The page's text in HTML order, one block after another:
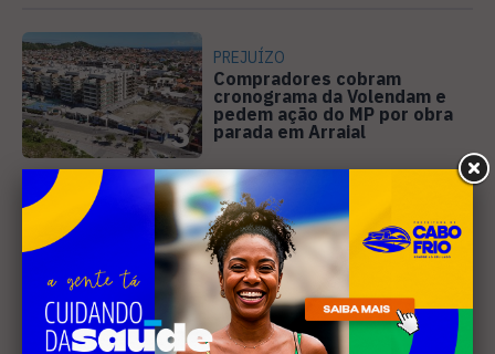
3
PREJUÍZO
Compradores cobram
cronograma da Volendam e
pedem ação do MP por obra
parada em Arraial
4
SANEAMENTO
Câmara de Búzios aprova
audiência pública para
discutir atuação e serviços
da Prolagos